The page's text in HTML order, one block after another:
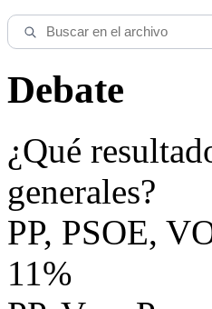
Debate
¿Qué
generales?
PP, PSOE,
11%